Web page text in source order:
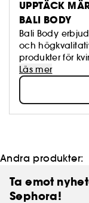
UPPTÄCK
BALI BODY
Bali Body
och
produkter för
erbjuda
på naturliga,
På Bali Body
med dig en
tillfälle som
Läs mer
Andra produkter:
Ta emot
Sephora!